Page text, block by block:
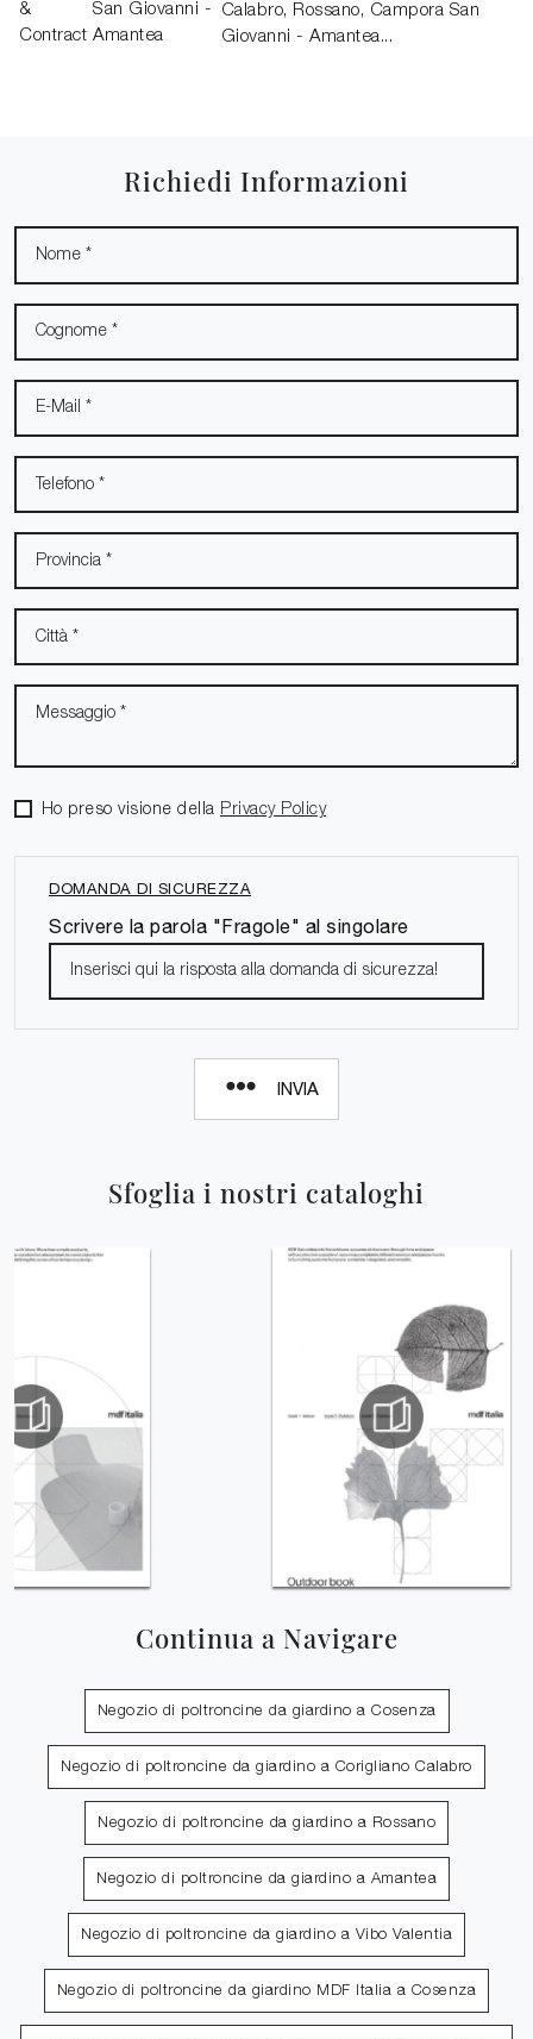
&
Contract
San Giovanni -
Amantea
Calabro, Rossano, Campora San
Giovanni - Amantea...
Sfoglia i nostri cataloghi
Continua a Navigare
Negozio di poltroncine da giardino a Cosenza
Negozio di poltroncine da giardino a Corigliano Calabro
Negozio di poltroncine da giardino a Rossano
Negozio di poltroncine da giardino a Amantea
Negozio di poltroncine da giardino a Vibo Valentia
Negozio di poltroncine da giardino MDF Italia a Cosenza
Richiedi Informazioni
Ho preso visione della Privacy Policy
DOMANDA DI SICUREZZA
Scrivere la parola "Fragole" al singolare
INVIA